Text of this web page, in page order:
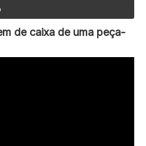
de caixa de uma peça-